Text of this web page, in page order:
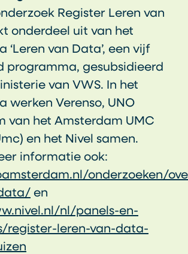
Register Leren van
onderdeel uit van het
‘Leren van Data’, een vijf
programma, gesubsidieerd
van VWS. In het
werken Verenso, UNO
van het Amsterdam UMC
en het Nivel samen.
informatie ook:
onderzoeken/
en
nl/panels-en-
register-leren-van-data-